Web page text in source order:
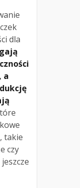
dla
a
takie
czy